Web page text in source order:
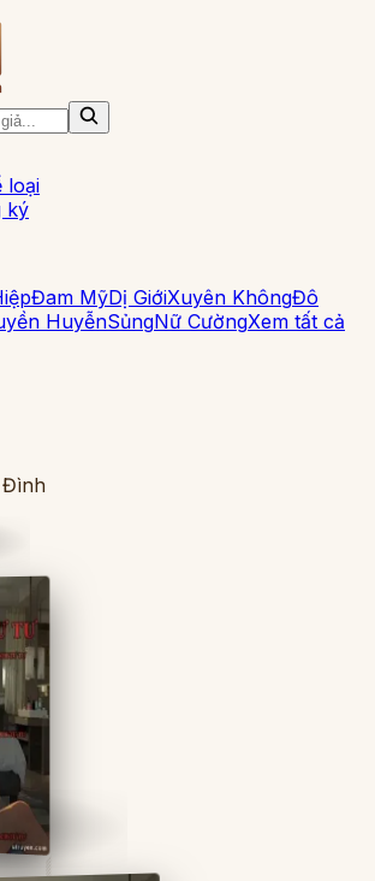
loại
ký
Đam MỹDị GiớiXuyên KhôngĐô
HuyễnSủngNữ CườngXem tất cả
Đình